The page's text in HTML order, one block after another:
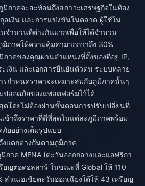
ภาคจะสะท้อนถึงสภาวะเศรษฐกิจในท้อง
ลเงิน และการแข่งขันในตลาด ผู้ใช้ใน
จำนวนที่ต่างกันมากเพื่อให้ได้จำนวน
ภาคให้ความคุ้มค่ามากกว่าถึง 30%
ภาคของคุณผ่านตำแหน่งที่ตั้งของที่อยู่ IP,
เงิน และเอกสารยืนยันตัวตน ระบบหลาย
กำหนดราคาจะเหมาะสมกับภูมิภาคนั้นๆ
ลอดภัยของแพลตฟอร์มไว้ได้
ดโดยไม่ต้องผ่านขั้นตอนการปรับเปลี่ยนที่
ข้าถึงราคาที่ดีที่สุดในแต่ละภูมิภาคพร้อม
ยอย่างเต็มรูปแบบ
งแตกต่างกันตามภูมิภาค
ภาค MENA (ตะวันออกกลางและแอฟริกา
ยญต่อดอลลาร์ ในขณะที่ Global ให้ 110
ส่วนเอเชียตะวันออกเฉียงใต้ให้ 43 เหรียญ